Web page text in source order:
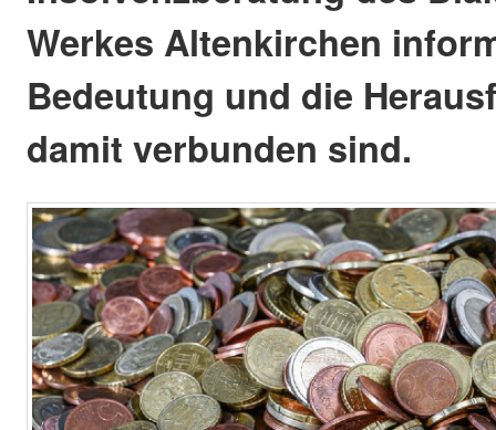
Werkes Altenkirchen
Bedeutung und die
damit verbunden sind.